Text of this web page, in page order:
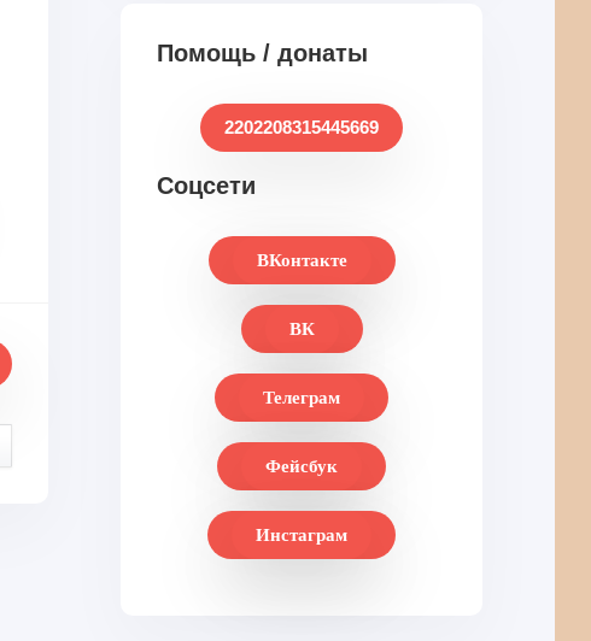
Помощь / донаты
2202208315445669
Соцсети
ВКонтакте
ВК
Телеграм
Фейсбук
Инстаграм